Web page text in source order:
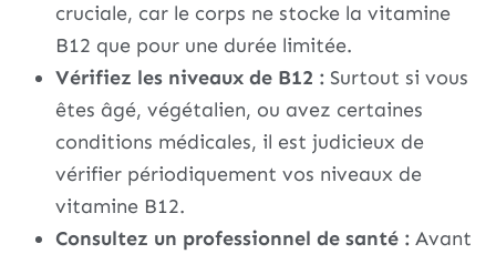
cruciale, car le corps ne stocke la vitamine
B12 que pour une durée limitée.
Vérifiez les niveaux de B12 : Surtout si vous
êtes âgé, végétalien, ou avez certaines
conditions médicales, il est judicieux de
vérifier périodiquement vos niveaux de
vitamine B12.
Consultez un professionnel de santé : Avant